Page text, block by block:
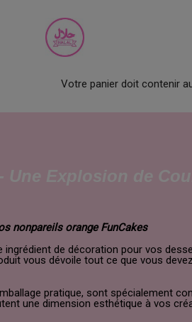
Votre panier doit contenir
nonpareils orange FunCakes
ingrédient de décoration pour vos
vous dévoile tout ce que vous
pratique, sont spécialement
une dimension esthétique à vos